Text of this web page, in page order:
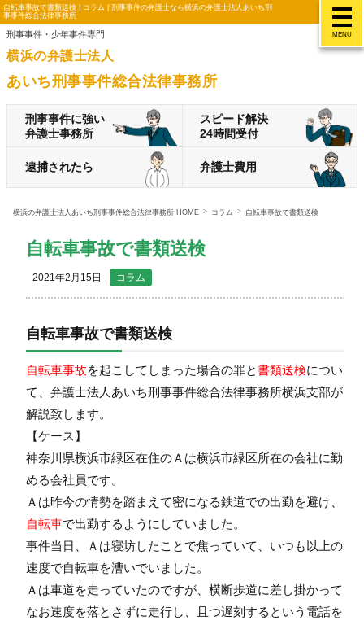
MENU
自転車事故で書類送検 | コラム | 刑事事件の弁護士なら横浜の弁護士法人あいち刑
事事件総合法律事務所
刑事事件・少年事件専門
横浜の弁護士法人
あいち刑事事件総合法律事務所
刑事事件に強い
弁護士事務所
スピード解決
24時間受付
逮捕されたら 弁護士費用
横浜の弁護士法人あいち刑事事件総合法律事務所 HOME コラム 自転車事故で書類送検
自転車事故で書類送検
2021年2月15日 コラム
自転車事故で書類送検
自転車事故を起こしてしまった場合の罪と書類送検につい
て、弁護士法人あいち刑事事件総合法律事務所横浜支部が
解説致します。
【ケース】
神奈川県横浜市緑区在住のＡは横浜市緑区所在の会社に勤
める会社員です。
Ａは昨今の情勢を踏まえて密になる鉄道での出勤を避け、
自転車で出勤するようにしていました。
事件当日、Ａは寝坊したことで焦っていて、いつも以上の
速度で自転車を漕いでいました。
Ａは車道を走っていたのですが、横断歩道に差し掛かって
なお速度を落とさずに走行し、且つ遅刻するという電話を